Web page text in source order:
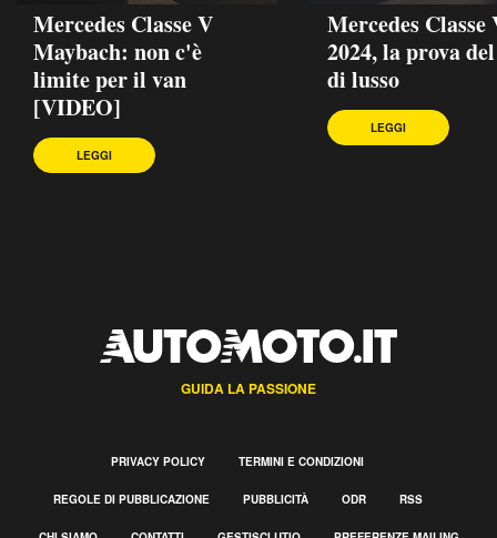
Mercedes Classe V
Maybach: non c'è
limite per il van
[VIDEO]
LEGGI
Mercedes Classe
2024, la prova
di lusso
LEGGI
GUIDA LA PASSIONE
PRIVACY POLICY TERMINI E CONDIZIONI
REGOLE DI PUBBLICAZIONE PUBBLICITÀ ODR RSS